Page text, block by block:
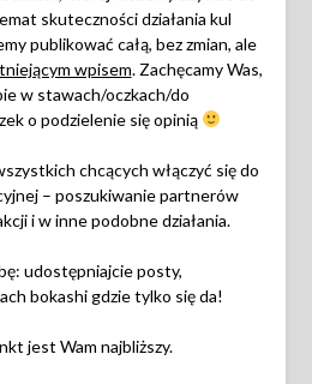
skuteczności działania kul
publikować całą, bez zmian, ale
wpisem. Zachęcamy Was,
w stawach/oczkach/do
o podzielenie się opinią
chcących włączyć się do
– poszukiwanie partnerów
i w inne podobne działania.
udostępniajcie posty,
bokashi gdzie tylko się da!
jest Wam najbliższy.